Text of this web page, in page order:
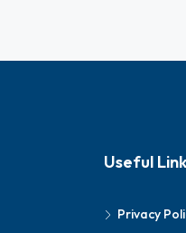
Useful
Privacy